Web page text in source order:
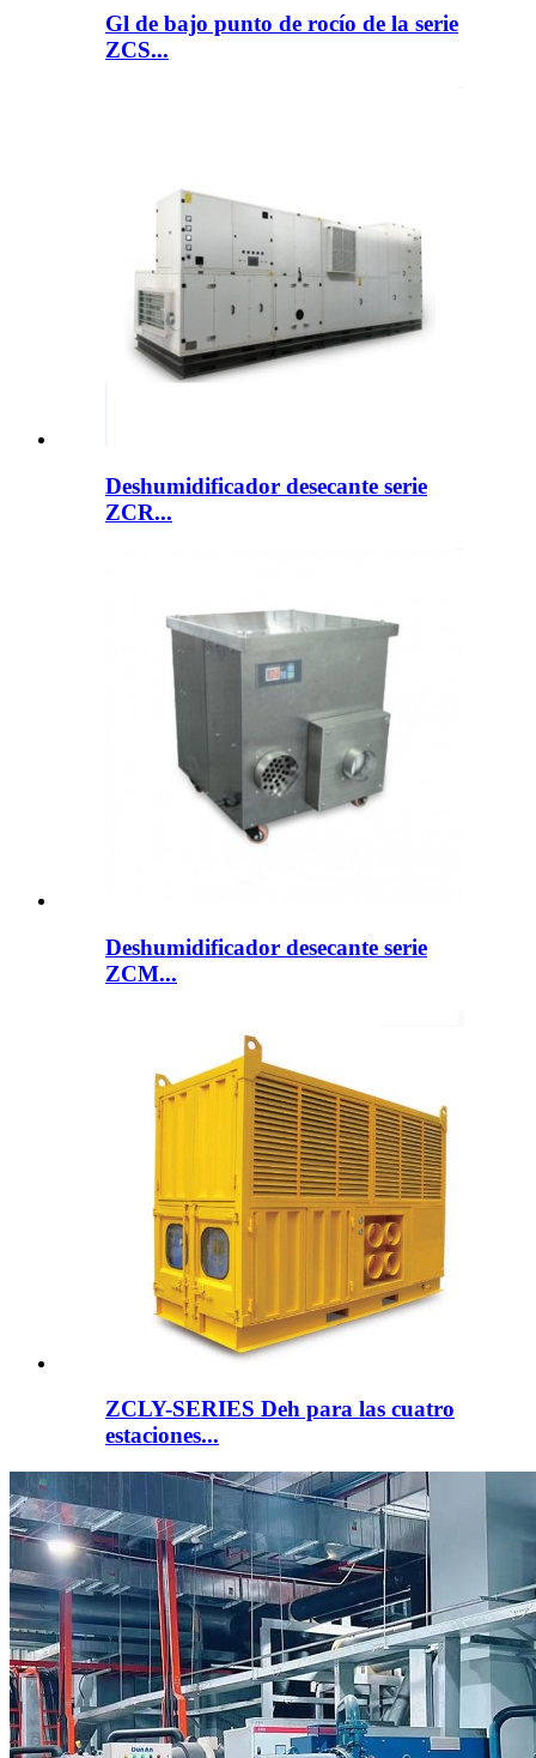
Gl de bajo punto de rocío de la serie
ZCS...
Deshumidificador desecante serie
ZCR...
Deshumidificador desecante serie
ZCM...
ZCLY-SERIES Deh para las cuatro
estaciones...